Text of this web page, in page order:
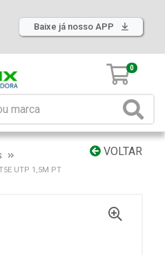
Baixe já nosso APP
0
VOLTAR
UTP 1,5M PT